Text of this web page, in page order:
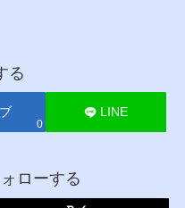
る
0
LINE
ローする